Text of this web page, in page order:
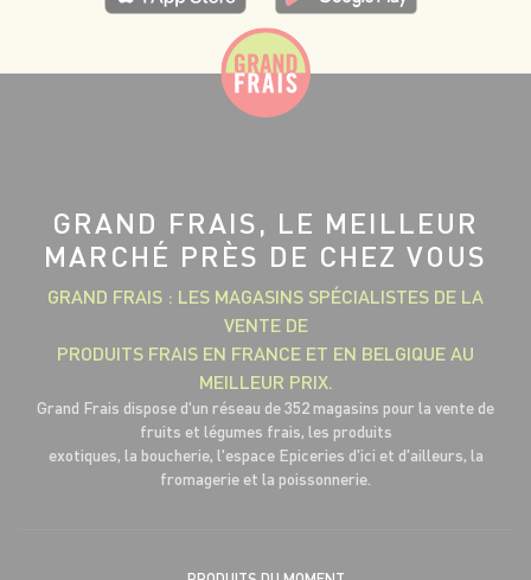
GRAND FRAIS, LE MEILLEUR
MARCHÉ PRÈS DE CHEZ VOUS
GRAND FRAIS : LES MAGASINS SPÉCIALISTES DE LA
VENTE DE
PRODUITS FRAIS EN FRANCE ET EN BELGIQUE AU
MEILLEUR PRIX.
Grand Frais dispose d'un réseau de 352 magasins pour la vente de
fruits et légumes frais, les produits
exotiques, la boucherie, l'espace Epiceries d'ici et d'ailleurs, la
fromagerie et la poissonnerie.